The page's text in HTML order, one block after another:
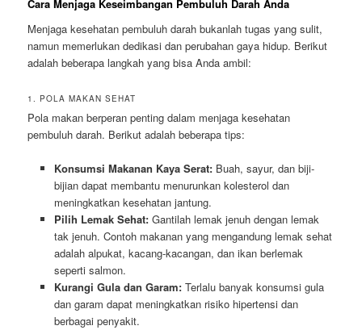
Cara Menjaga Keseimbangan Pembuluh Darah Anda
Menjaga kesehatan pembuluh darah bukanlah tugas yang sulit,
namun memerlukan dedikasi dan perubahan gaya hidup. Berikut
adalah beberapa langkah yang bisa Anda ambil:
1. POLA MAKAN SEHAT
Pola makan berperan penting dalam menjaga kesehatan
pembuluh darah. Berikut adalah beberapa tips:
Konsumsi Makanan Kaya Serat:Buah, sayur, dan biji-
bijian dapat membantu menurunkan kolesterol dan
meningkatkan kesehatan jantung.
Pilih Lemak Sehat:Gantilah lemak jenuh dengan lemak
tak jenuh. Contoh makanan yang mengandung lemak sehat
adalah alpukat, kacang-kacangan, dan ikan berlemak
seperti salmon.
Kurangi Gula dan Garam:Terlalu banyak konsumsi gula
dan garam dapat meningkatkan risiko hipertensi dan
berbagai penyakit.